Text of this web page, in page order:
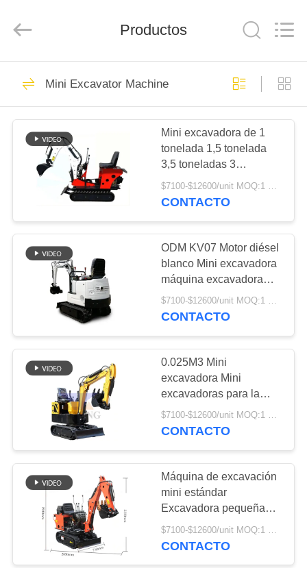
HOGAR
PRODUCTOS
SOBRE
NOSOTROS
VIAJE
DE
FÁBRICA
CONTROL
DE
CALIDAD
ÉNTRENOS
EN
CONTACTO
CON
Co.,
Reserved.
Excavador
Hydraulic Motor
Motor de
desplazamiento de
mando final
37
Excavador Joystick
Excavador Joystick
63
Productos
Mini Excavator Machine
Mini excavadora de 1
tonelada 1,5 tonelada
3,5 toneladas 3
toneladas Excavadora
pequeña Mini
$7100-$12600/unit MOQ:1 UNIT
CONTACTO
ODM KV07 Motor diésel
blanco Mini excavadora
máquina excavadora
pequeña para granja
bodega jardín agrícola
$7100-$12600/unit MOQ:1 UNIT
CONTACTO
0.025M3 Mini
excavadora Mini
excavadoras para la
granja bodega jardín
agrícola
$7100-$12600/unit MOQ:1 UNIT
CONTACTO
Máquina de excavación
mini estándar
Excavadora pequeña
para granja Jardín
agrícola
CONTACTO